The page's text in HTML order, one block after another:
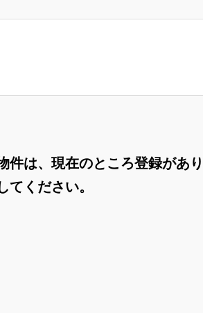
件は、現在のところ登録があり
てください。